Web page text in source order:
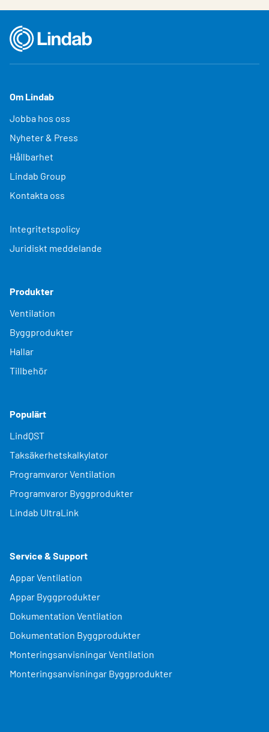
Om Lindab
Jobba hos oss
Nyheter & Press
Hållbarhet
Lindab Group
Kontakta oss
Integritetspolicy
Juridiskt meddelande
Produkter
Ventilation
Byggprodukter
Hallar
Tillbehör
Populärt
LindQST
Taksäkerhetskalkylator
Programvaror Ventilation
Programvaror Byggprodukter
Lindab UltraLink
Service & Support
Appar Ventilation
Appar Byggprodukter
Dokumentation Ventilation
Dokumentation Byggprodukter
Monteringsanvisningar Ventilation
Monteringsanvisningar Byggprodukter